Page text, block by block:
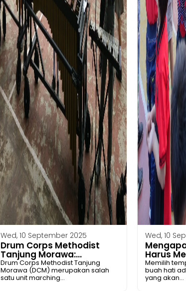
Wed, 10 September 2025
Drum Corps Methodist
Tanjung Morawa:...
Drum Corps Methodist Tanjung
Morawa (DCM) merupakan salah
satu unit marching...
Wed, 10
Harus
Memilih
buah hati
yang akan...